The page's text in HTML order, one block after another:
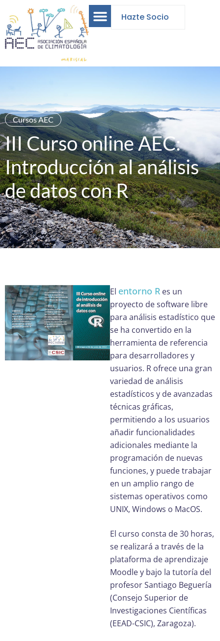
Hazte Socio
Cursos AEC
III Curso online AEC:
Introducción al análisis
de datos con R
El entorno R es un
proyecto de software libre
para análisis estadístico que
se ha convertido en la
herramienta de referencia
para desarrolladores y
usuarios. R ofrece una gran
variedad de análisis
estadísticos y de avanzadas
técnicas gráficas,
permitiendo a los usuarios
añadir funcionalidades
adicionales mediante la
programación de nuevas
funciones, y puede trabajar
en un amplio rango de
sistemas operativos como
UNIX, Windows o MacOS.
El curso consta de 30 horas,
se realizará a través de la
plataforma de aprendizaje
Moodle y bajo la tutoría del
profesor Santiago Beguería
(Consejo Superior de
Investigaciones Científicas
(EEAD-CSIC), Zaragoza).